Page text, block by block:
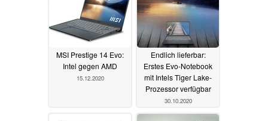
MSI Prestige 14 Evo:
Intel gegen AMD
15.12.2020
Endlich lieferbar:
Erstes Evo-Notebook
mit Intels Tiger Lake-
Prozessor verfügbar
30.10.2020